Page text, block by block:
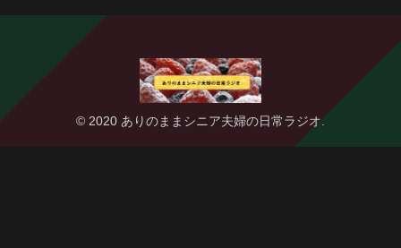
© 2020 ありのままシニア夫婦の日常ラジオ.